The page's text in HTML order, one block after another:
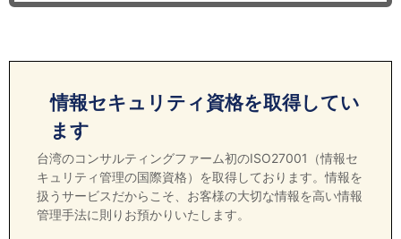
情報セキュリティ資格を取得してい
ます
台湾のコンサルティングファーム初のISO27001（情報セ
キュリティ管理の国際資格）を取得しております。情報を
扱うサービスだからこそ、お客様の大切な情報を高い情報
管理手法に則りお預かりいたします。